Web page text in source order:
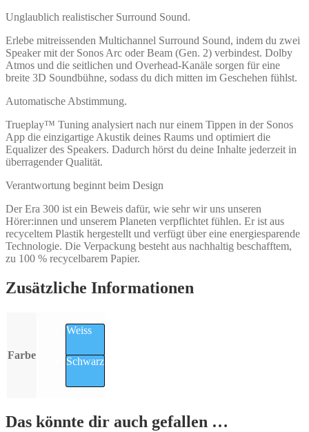
Unglaublich realistischer Surround Sound.
Erlebe mitreissenden Multichannel Surround Sound, indem du zwei
Speaker mit der Sonos Arc oder Beam (Gen. 2) verbindest. Dolby
Atmos und die seitlichen und Overhead-Kanäle sorgen für eine
breite 3D Soundbühne, sodass du dich mitten im Geschehen fühlst.
Automatische Abstimmung.
Trueplay™ Tuning analysiert nach nur einem Tippen in der Sonos
App die einzigartige Akustik deines Raums und optimiert die
Equalizer des Speakers. Dadurch hörst du deine Inhalte jederzeit in
überragender Qualität.
Verantwortung beginnt beim Design
Der Era 300 ist ein Beweis dafür, wie sehr wir uns unseren
Hörer:innen und unserem Planeten verpflichtet fühlen. Er ist aus
recyceltem Plastik hergestellt und verfügt über eine energiesparende
Technologie. Die Verpackung besteht aus nachhaltig beschafftem,
zu 100 % recycelbarem Papier.
Zusätzliche Informationen
Farbe
Weiss
Schwarz
Das könnte dir auch gefallen …